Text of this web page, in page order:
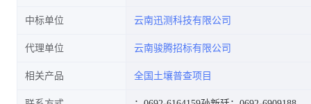
中标单位 云南迅测科技有限公司
代理单位 云南骏腾招标有限公司
相关产品 全国土壤普查项目